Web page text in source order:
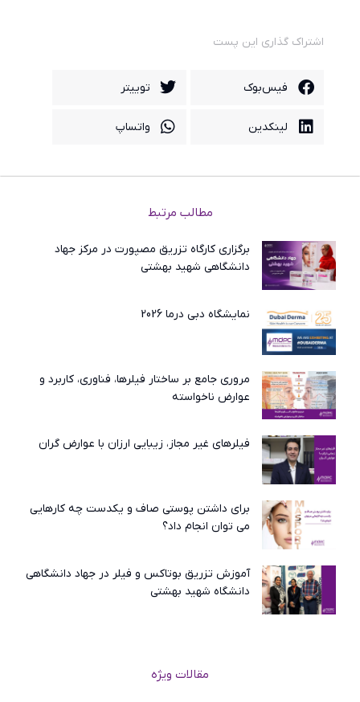
اشتراک گذاری این پست
فیس‌بوک توییتر
لینکدین واتساپ
مطالب مرتبط
برگزاری کارگاه تزریق مصپورت در مرکز جهاد
دانشگاهی شهید بهشتی
نمایشگاه دبی درما 2026
مروری جامع بر ساختار فیلرها، فناوری، کاربرد و
عوارض ناخواسته
فیلرهای غیر مجاز، زیبایی ارزان با عوارض گران
برای داشتن پوستی صاف و یکدست چه کارهایی
می توان انجام داد؟
آموزش تزریق بوتاکس و فیلر در جهاد دانشگاهی
دانشگاه شهید بهشتی
مقالات ویژه